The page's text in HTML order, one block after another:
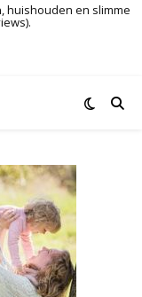
huishouden en slimme